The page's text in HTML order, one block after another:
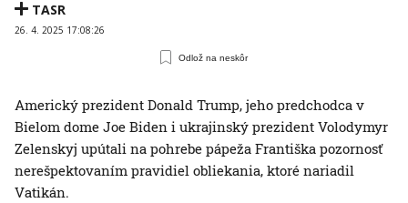
TASR
26. 4. 2025 17:08:26
Odlož na neskôr
Americký prezident Donald Trump, jeho predchodca v
Bielom dome Joe Biden i ukrajinský prezident Volodymyr
Zelenskyj upútali na pohrebe pápeža Františka pozornosť
nerešpektovaním pravidiel obliekania, ktoré nariadil
Vatikán.